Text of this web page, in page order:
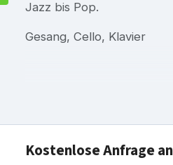
Jazz bis Pop.
Gesang, Cello, Klavier
Kostenlose Anfrage